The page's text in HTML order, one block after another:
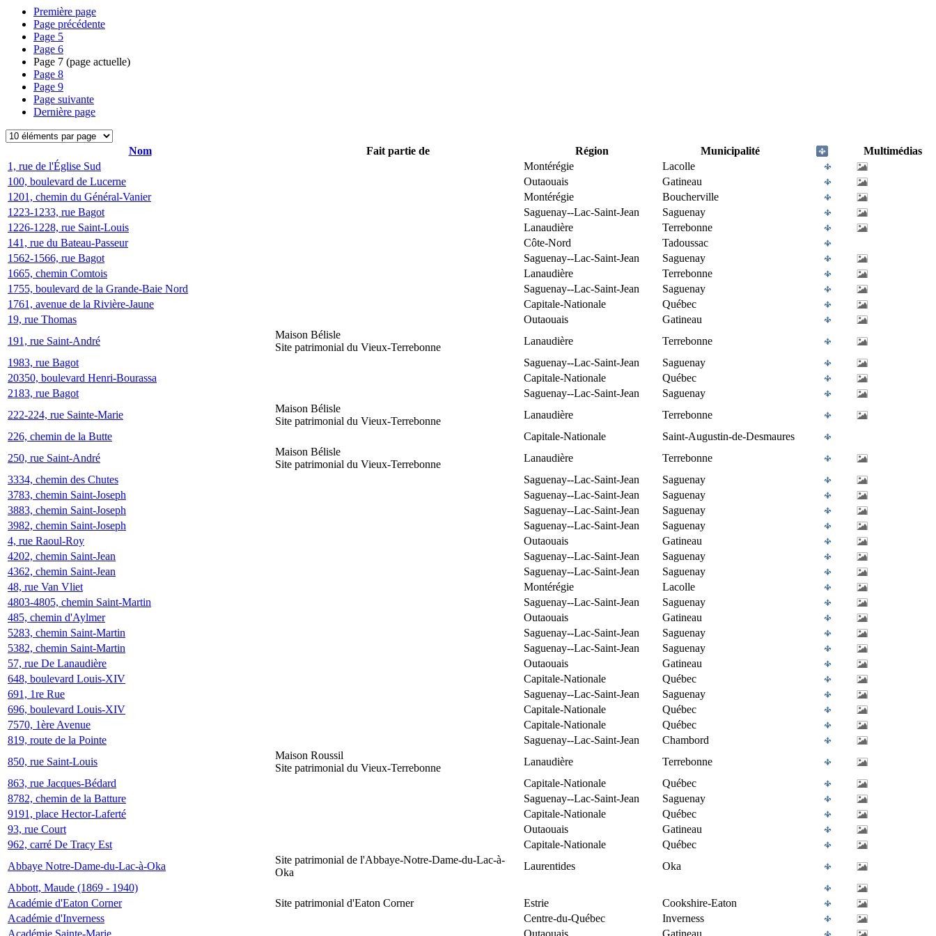
Première page
Page précédente
Page 5
Page 6
Page 7 (page actuelle)
Page 8
Page 9
Page suivante
Dernière page
Nom Fait partie de Région Municipalité
Multimédias
1, rue de l'Église Sud
Montérégie
Lacolle
100, boulevard de Lucerne
Outaouais
Gatineau
1201, chemin du Général-Vanier
Montérégie
Boucherville
1223-1233, rue Bagot
Saguenay--Lac-Saint-Jean
Saguenay
1226-1228, rue Saint-Louis
Lanaudière
Terrebonne
141, rue du Bateau-Passeur
Côte-Nord
Tadoussac
1562-1566, rue Bagot
Saguenay--Lac-Saint-Jean
Saguenay
1665, chemin Comtois
Lanaudière
Terrebonne
1755, boulevard de la Grande-Baie Nord
Saguenay--Lac-Saint-Jean
Saguenay
1761, avenue de la Rivière-Jaune
Capitale-Nationale
Québec
19, rue Thomas
Outaouais
Gatineau
191, rue Saint-André
Maison Bélisle
Site patrimonial du Vieux-Terrebonne
Lanaudière
Terrebonne
1983, rue Bagot
Saguenay--Lac-Saint-Jean
Saguenay
20350, boulevard Henri-Bourassa
Capitale-Nationale
Québec
2183, rue Bagot
Saguenay--Lac-Saint-Jean
Saguenay
222-224, rue Sainte-Marie
Maison Bélisle
Site patrimonial du Vieux-Terrebonne
Lanaudière
Terrebonne
226, chemin de la Butte
Capitale-Nationale
Saint-Augustin-de-Desmaures
250, rue Saint-André
Maison Bélisle
Site patrimonial du Vieux-Terrebonne
Lanaudière
Terrebonne
3334, chemin des Chutes
Saguenay--Lac-Saint-Jean
Saguenay
3783, chemin Saint-Joseph
Saguenay--Lac-Saint-Jean
Saguenay
3883, chemin Saint-Joseph
Saguenay--Lac-Saint-Jean
Saguenay
3982, chemin Saint-Joseph
Saguenay--Lac-Saint-Jean
Saguenay
4, rue Raoul-Roy
Outaouais
Gatineau
4202, chemin Saint-Jean
Saguenay--Lac-Saint-Jean
Saguenay
4362, chemin Saint-Jean
Saguenay--Lac-Saint-Jean
Saguenay
48, rue Van Vliet
Montérégie
Lacolle
4803-4805, chemin Saint-Martin
Saguenay--Lac-Saint-Jean
Saguenay
485, chemin d'Aylmer
Outaouais
Gatineau
5283, chemin Saint-Martin
Saguenay--Lac-Saint-Jean
Saguenay
5382, chemin Saint-Martin
Saguenay--Lac-Saint-Jean
Saguenay
57, rue De Lanaudière
Outaouais
Gatineau
648, boulevard Louis-XIV
Capitale-Nationale
Québec
691, 1re Rue
Saguenay--Lac-Saint-Jean
Saguenay
696, boulevard Louis-XIV
Capitale-Nationale
Québec
7570, 1ère Avenue
Capitale-Nationale
Québec
819, route de la Pointe
Saguenay--Lac-Saint-Jean
Chambord
850, rue Saint-Louis
Maison Roussil
Site patrimonial du Vieux-Terrebonne
Lanaudière
Terrebonne
863, rue Jacques-Bédard
Capitale-Nationale
Québec
8782, chemin de la Batture
Saguenay--Lac-Saint-Jean
Saguenay
9191, place Hector-Laferté
Capitale-Nationale
Québec
93, rue Court
Outaouais
Gatineau
962, carré De Tracy Est
Capitale-Nationale
Québec
Abbaye Notre-Dame-du-Lac-à-Oka
Site patrimonial de l'Abbaye-Notre-Dame-du-Lac-à-
Oka
Laurentides
Oka
Abbott, Maude (1869 - 1940)
Académie d'Eaton Corner
Site patrimonial d'Eaton Corner Estrie
Cookshire-Eaton
Académie d'Inverness
Centre-du-Québec
Inverness
Académie Sainte-Marie
Outaouais Gatineau